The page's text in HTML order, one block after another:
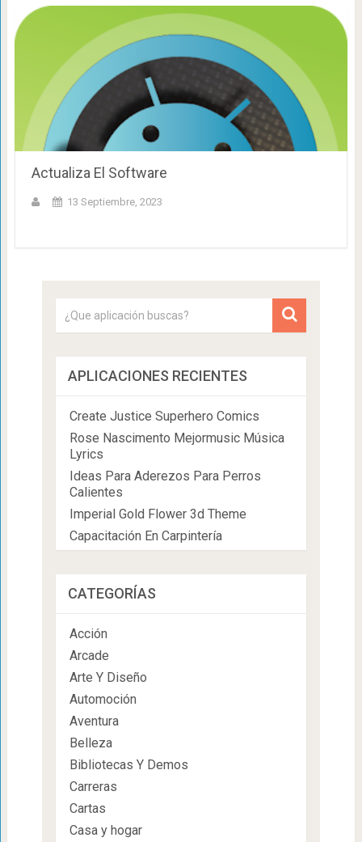
Actualiza El Software
13 Septiembre, 2023
APLICACIONES RECIENTES
Create Justice Superhero Comics
Rose Nascimento Mejormusic Música
Lyrics
Ideas Para Aderezos Para Perros
Calientes
Imperial Gold Flower 3d Theme
Capacitación En Carpintería
CATEGORÍAS
Acción
Arcade
Arte Y Diseño
Automoción
Aventura
Belleza
Bibliotecas Y Demos
Carreras
Cartas
Casa y hogar